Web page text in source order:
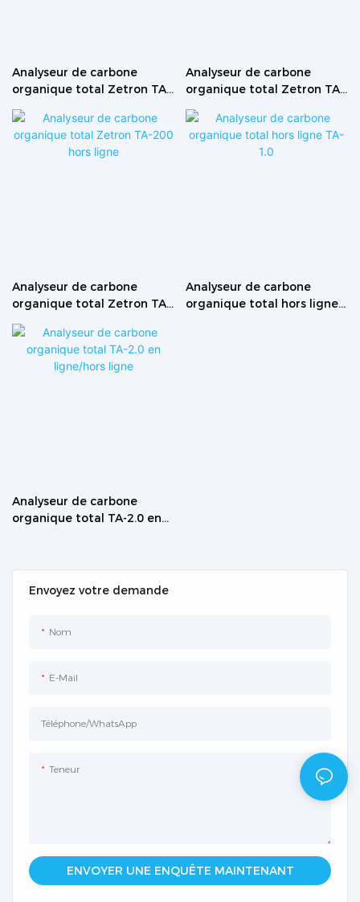
Envoyez votre demande
Nom
E-Mail
Téléphone/WhatsApp
Teneur
ENVOYER UNE ENQUÊTE MAINTENANT
Analyseur de carbone
organique total Zetron TA-
2.0 en ligne/hors ligne
Analyseur de carbone
organique total Zetron TA-
3.0 en ligne
Analyseur de carbone
organique total Zetron TA-
200 hors ligne
Analyseur de carbone
organique total hors ligne
Analyseur de carbone
organique total TA-2.0 en